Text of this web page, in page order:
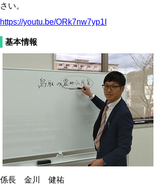
さい。
https://youtu.be/ORk7nw7yp1I
基本情報
係長 金川 健祐